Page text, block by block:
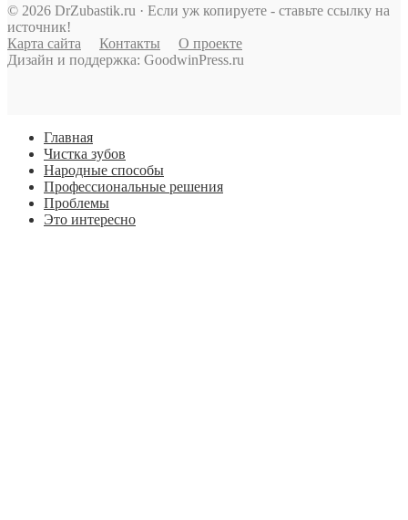
© 2026 DrZubastik.ru · Если уж копируете - ставьте ссылку на
источник!
Карта сайта
Контакты
О проекте
Дизайн и поддержка: GoodwinPress.ru
Главная
Чистка зубов
Народные способы
Профессиональные решения
Проблемы
Это интересно